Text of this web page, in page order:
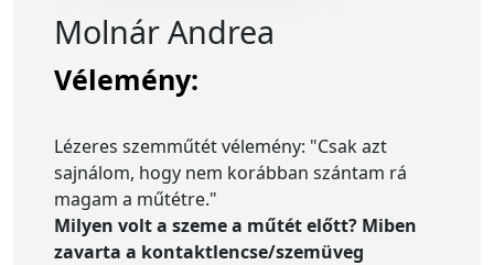
Molnár Andrea
Vélemény:
Lézeres szemműtét vélemény: "Csak azt
sajnálom, hogy nem korábban szántam rá
magam a műtétre."
Milyen volt a szeme a műtét előtt? Miben
zavarta a kontaktlencse/szemüveg